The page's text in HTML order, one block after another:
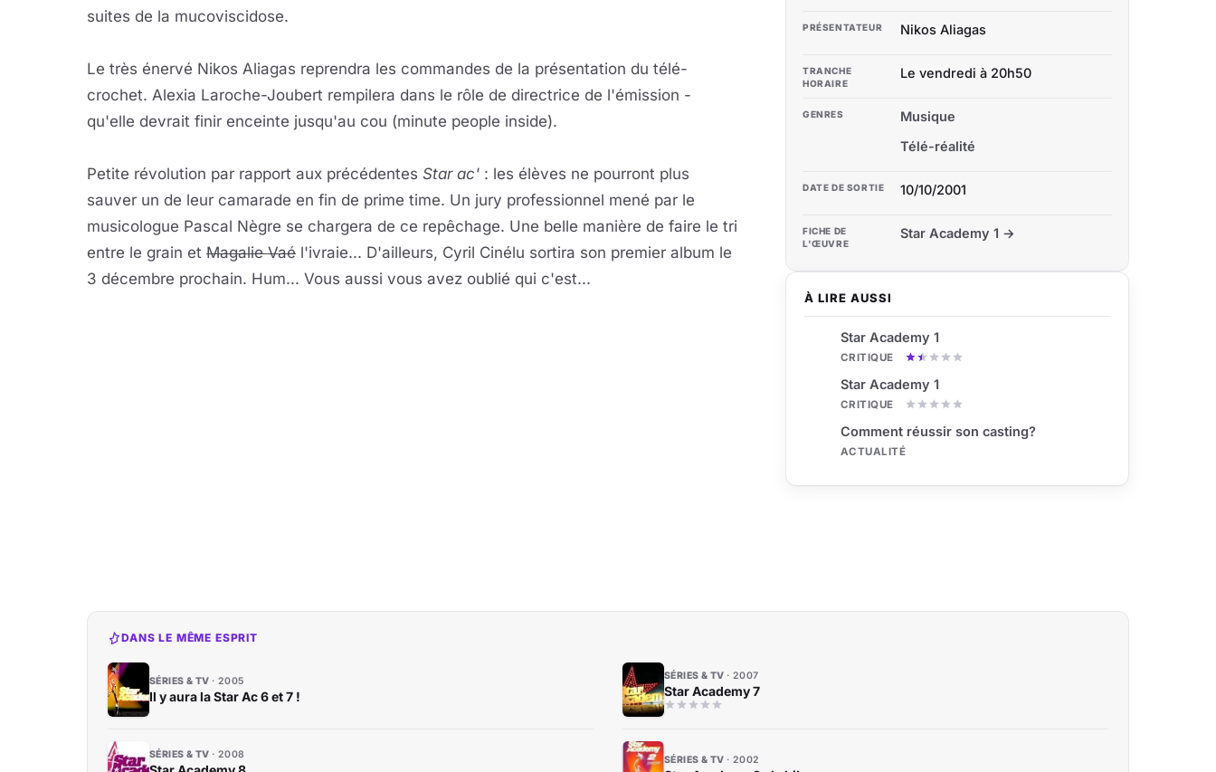
suites de la mucoviscidose.
Le très énervé Nikos Aliagas reprendra les commandes de la présentation du télé-
crochet. Alexia Laroche-Joubert rempilera dans le rôle de directrice de l'émission -
qu'elle devrait finir enceinte jusqu'au cou (minute people inside).
Petite révolution par rapport aux précédentes Star ac' : les élèves ne pourront plus
sauver un de leur camarade en fin de prime time. Un jury professionnel mené par le
musicologue Pascal Nègre se chargera de ce repêchage. Une belle manière de faire le tri
entre le grain et Magalie Vaé l'ivraie... D'ailleurs, Cyril Cinélu sortira son premier album le
3 décembre prochain. Hum... Vous aussi vous avez oublié qui c'est...
À LIRE AUSSI
Star Academy 1
CRITIQUE
Star Academy 1
CRITIQUE
Comment réussir son casting?
ACTUALITÉ
PRÉSENTATEUR Nikos Aliagas
TRANCHE
HORAIRE
Le vendredi à 20h50
GENRES
Musique
Télé-réalité
DATE DE SORTIE 10/10/2001
FICHE DE
L'ŒUVRE
Star Academy 1 →
DANS LE MÊME ESPRIT
SÉRIES & TV 2005
Il y aura la Star Ac 6 et 7 !
SÉRIES & TV 2007
Star Academy 7
SÉRIES & TV 2008 SÉRIES & TV 2002